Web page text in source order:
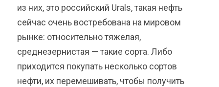
из них, это российский Urals, такая нефть
сейчас очень востребована на мировом
рынке: относительно тяжелая,
среднезернистая — такие сорта. Либо
приходится покупать несколько сортов
нефти, их перемешивать, чтобы получить